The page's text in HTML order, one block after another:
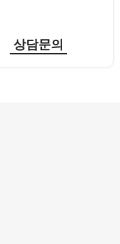
상담문의